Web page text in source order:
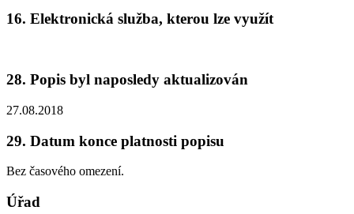
16. Elektronická služba, kterou lze využít
28. Popis byl naposledy aktualizován
27.08.2018
29. Datum konce platnosti popisu
Bez časového omezení.
Úřad